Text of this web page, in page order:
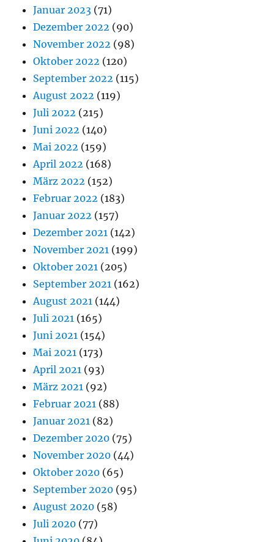
Januar 2023 (71)
Dezember 2022 (90)
November 2022 (98)
Oktober 2022 (120)
September 2022 (115)
August 2022 (119)
Juli 2022 (215)
Juni 2022 (140)
Mai 2022 (159)
April 2022 (168)
März 2022 (152)
Februar 2022 (183)
Januar 2022 (157)
Dezember 2021 (142)
November 2021 (199)
Oktober 2021 (205)
September 2021 (162)
August 2021 (144)
Juli 2021 (165)
Juni 2021 (154)
Mai 2021 (173)
April 2021 (93)
März 2021 (92)
Februar 2021 (88)
Januar 2021 (82)
Dezember 2020 (75)
November 2020 (44)
Oktober 2020 (65)
September 2020 (95)
August 2020 (58)
Juli 2020 (77)